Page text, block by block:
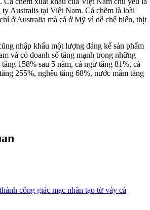
ty Australis tại Việt Nam. Cá chẽm là loài
ở Australia mà cả ở Mỹ vì dễ chế biến, thịt
nhập khẩu một lượng đáng kể sản phẩm
và có doanh số tăng mạnh trong những
158% sau 5 năm, cá ngừ tăng 81%, cá
255%, nghêu tăng 68%, nước mắm tăng
công giác mạc nhân tạo từ vảy cá